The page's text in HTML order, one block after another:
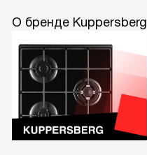
О бренде Kuppersberg